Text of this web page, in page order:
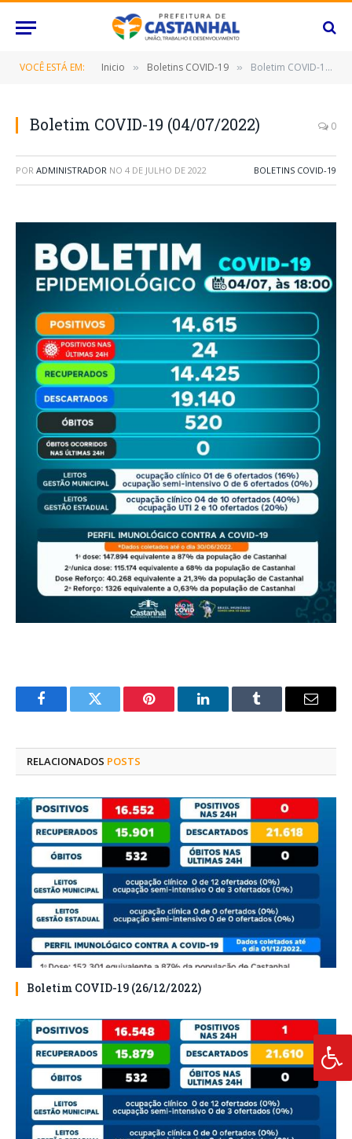
VOCÊ ESTÁ EM: Inicio » Boletins COVID-19 » Boletim COVID-19 (04/07/2022)
Boletim COVID-19 (04/07/2022) 0
POR ADMINISTRADOR NO 4 DE JULHO DE 2022 BOLETINS COVID-19
FacebookTwitter Pinterest O
Tumblr
E-
RELACIONADOS POSTS
Boletim COVID-19 (26/12/2022)